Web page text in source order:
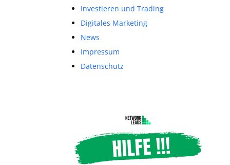
Investieren und Trading
Digitales Marketing
News
Impressum
Datenschutz